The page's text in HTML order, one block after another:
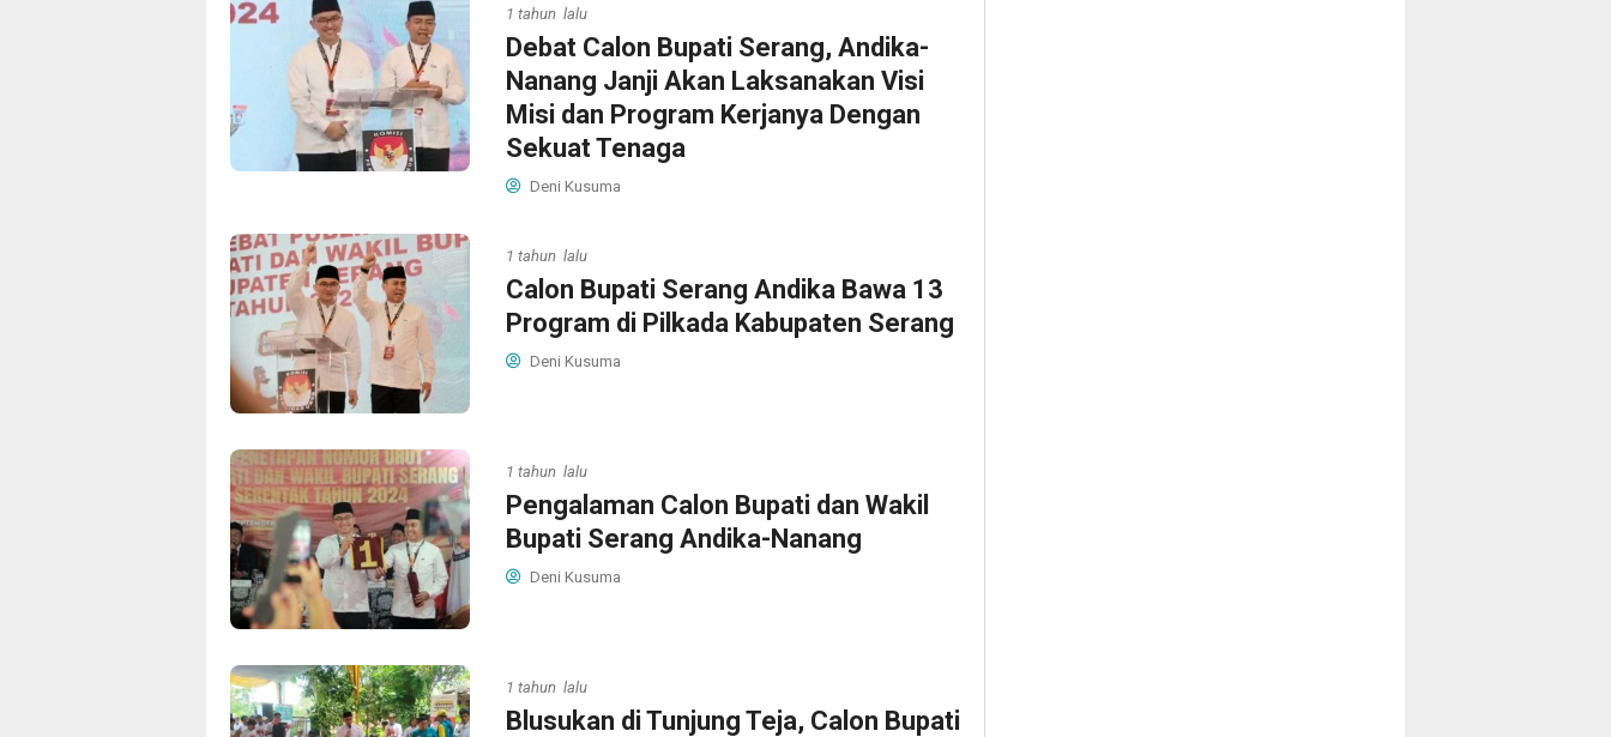
1 tahun lalu
Debat Calon Bupati Serang, Andika-
Nanang Janji Akan Laksanakan Visi
Misi dan Program Kerjanya Dengan
Sekuat Tenaga
Deni Kusuma
1 tahun lalu
Calon Bupati Serang Andika Bawa 13
Program di Pilkada Kabupaten Serang
Deni Kusuma
1 tahun lalu
Pengalaman Calon Bupati dan Wakil
Bupati Serang Andika-Nanang
Deni Kusuma
1 tahun lalu
Blusukan di Tunjung Teja, Calon Bupati